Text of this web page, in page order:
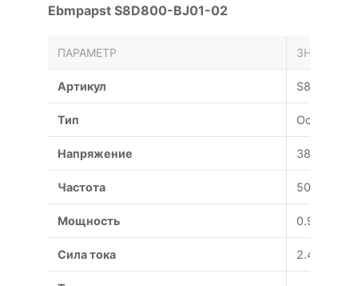
Ebmpapst S8D800-BJ01-02
ПАРАМЕТР ЗНАЧЕНИЕ
Артикул S8D800-
Тип Осевой
Напряжение 380 В
Частота 50 Гц
Мощность 0.98 Вт
Сила тока 2.41 А